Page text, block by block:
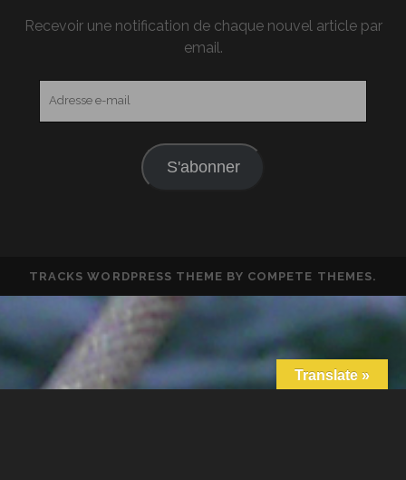
Recevoir une notification de chaque nouvel article par
email.
S'abonner
TRACKS WORDPRESS THEME BY COMPETE THEMES.
Translate »